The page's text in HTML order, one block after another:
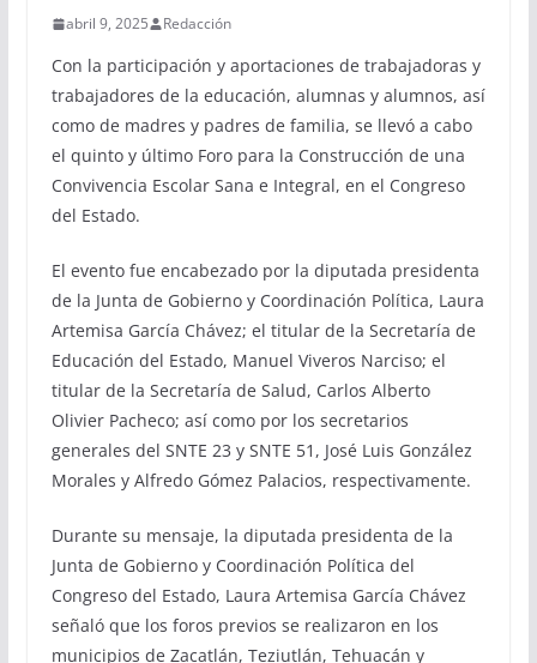
abril 9, 2025 Redacción
Con la participación y aportaciones de trabajadoras y
trabajadores de la educación, alumnas y alumnos, así
como de madres y padres de familia, se llevó a cabo
el quinto y último Foro para la Construcción de una
Convivencia Escolar Sana e Integral, en el Congreso
del Estado.
El evento fue encabezado por la diputada presidenta
de la Junta de Gobierno y Coordinación Política, Laura
Artemisa García Chávez; el titular de la Secretaría de
Educación del Estado, Manuel Viveros Narciso; el
titular de la Secretaría de Salud, Carlos Alberto
Olivier Pacheco; así como por los secretarios
generales del SNTE 23 y SNTE 51, José Luis González
Morales y Alfredo Gómez Palacios, respectivamente.
Durante su mensaje, la diputada presidenta de la
Junta de Gobierno y Coordinación Política del
Congreso del Estado, Laura Artemisa García Chávez
señaló que los foros previos se realizaron en los
municipios de Zacatlán, Teziutlán, Tehuacán y